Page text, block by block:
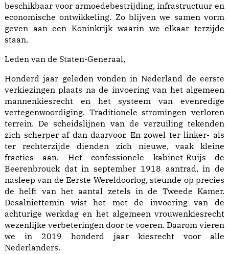
beschikbaar voor armoedebestrijding, infrastructuur en
economische ontwikkeling. Zo blijven we samen vorm
geven aan een Koninkrijk waarin we elkaar terzijde
staan.
Leden van de Staten-Generaal,
Honderd jaar geleden vonden in Nederland de eerste
verkiezingen plaats na de invoering van het algemeen
mannenkiesrecht en het systeem van evenredige
vertegenwoordiging. Traditionele stromingen verloren
terrein. De scheidslijnen van de verzuiling tekenden
zich scherper af dan daarvoor. En zowel ter linker- als
ter rechterzijde dienden zich nieuwe, vaak kleine
fracties aan. Het confessionele kabinet-Ruijs de
Beerenbrouck dat in september 1918 aantrad, in de
nasleep van de Eerste Wereldoorlog, steunde op precies
de helft van het aantal zetels in de Tweede Kamer.
Desalniettemin wist het met de invoering van de
achturige werkdag en het algemeen vrouwenkiesrecht
wezenlijke verbeteringen door te voeren. Daarom vieren
we in 2019 honderd jaar kiesrecht voor alle
Nederlanders.